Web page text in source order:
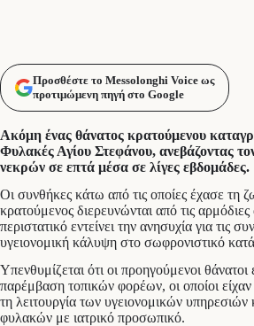
Προσθέστε το Messolonghi Voice ως
προτιμώμενη πηγή στο Google
Ακόμη ένας θάνατος κρατούμενου
Φυλακές Αγίου Στεφάνου, ανεβάζοντας
νεκρών σε επτά μέσα σε λίγες εβδομάδες.
Οι συνθήκες κάτω από τις οποίες έχασε τη
κρατούμενος διερευνώνται από τις
περιστατικό εντείνει την ανησυχία για τις
υγειονομική κάλυψη στο σωφρονιστικό
Υπενθυμίζεται ότι οι προηγούμενοι θάνατοι
παρέμβαση τοπικών φορέων, οι οποίοι είχαν
τη λειτουργία των υγειονομικών
φυλακών με ιατρικό προσωπικό.